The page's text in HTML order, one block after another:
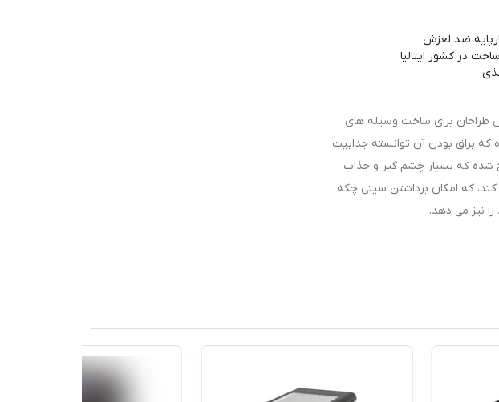
پایه ضد لغزش
در کشور ایتالیا
برای ساخت وسیله های
که براق بودن آن توانسته جذابیت
شده که بسیار چشم گیر و جذاب
که امکان برداشتن سینی چکه
نیز می دهد.